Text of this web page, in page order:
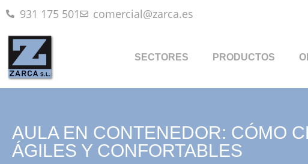
931 175 501 comercial@zarca.es
SECTORES PRODUCTOS
AULA EN CONTENEDOR: CÓMO
ÁGILES Y CONFORTABLES